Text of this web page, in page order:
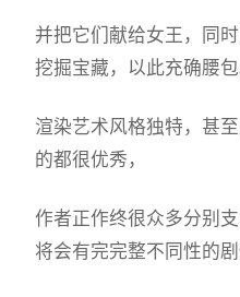
并把它们献给女王，同
挖掘宝藏，以此充确腰包
渲染艺术风格独特，甚
的都很优秀，
作者正作终很众多分别
将会有完完整不同性的剧